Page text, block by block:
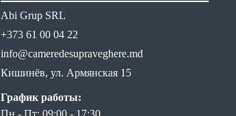
Abi Grup SRL
+373 61 00 04 22
info@cameredesupraveghere.md
Кишинёв, ул. Армянская 15
График работы: